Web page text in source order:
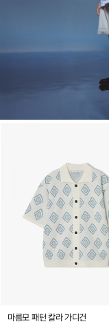
마름모 패턴 칼라 가디건